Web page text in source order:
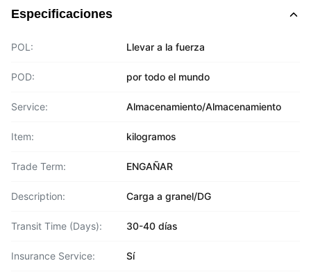
Especificaciones
POL: Llevar a la fuerza
POD: por todo el mundo
Service: Almacenamiento/Almacenamiento
Item: kilogramos
Trade Term: ENGAÑAR
Description: Carga a granel/DG
Transit Time (Days): 30-40 días
Insurance Service: Sí